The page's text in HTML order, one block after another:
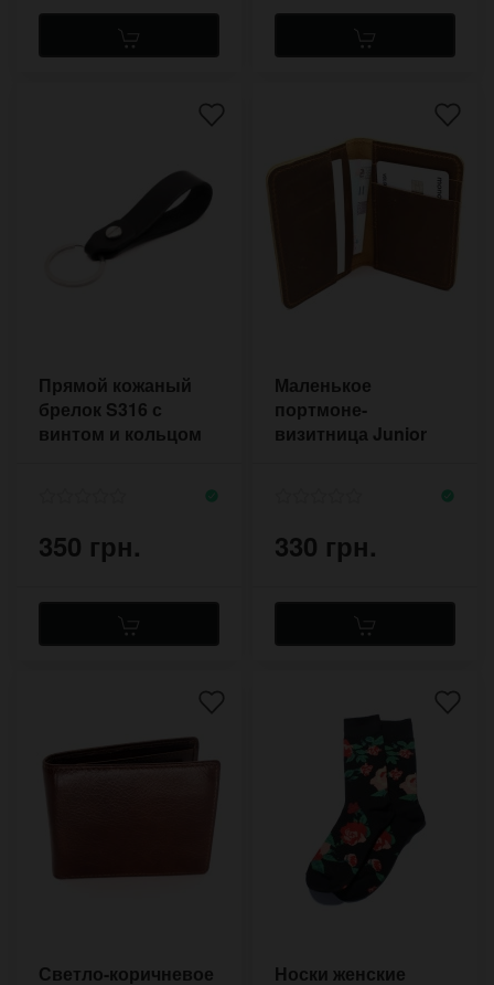
Прямой кожаный
брелок S316 с
винтом и кольцом
350 грн.
Маленькое
портмоне-
визитница Junior
330 грн.
Светло-коричневое
Носки женские